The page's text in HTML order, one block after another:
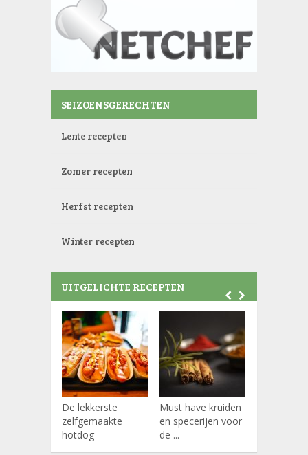
SEIZOENSGERECHTEN
Lente recepten
Zomer recepten
Herfst recepten
Winter recepten
UITGELICHTE RECEPTEN
De lekkerste
zelfgemaakte
hotdog
Must have kruiden
en specerijen voor
de ...